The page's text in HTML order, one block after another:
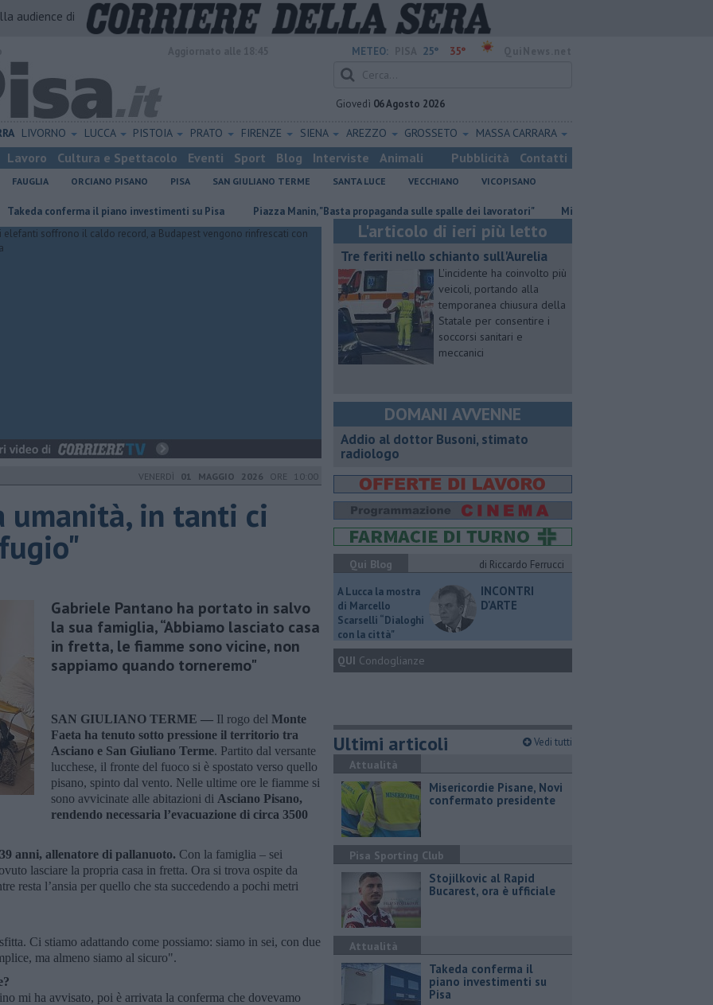
audience di
METEO: 25° 35°
Giovedì 06 Agosto 2026
LIVORNO LUCCA PISTOIA PRATO FIRENZE SIENA AREZZO GROSSETO MASSA CARRARA
Lavoro Cultura e Spettacolo Eventi Sport Blog Interviste Animali Pubblicità Contatti
FAUGLIA ORCIANO PISANO PISA SAN GIULIANO TERME SANTA LUCE VECCHIANO VICOPISANO
il piano investimenti su Pisa Piazza Manin, "Basta propaganda sulle spalle dei lavoratori" Misericordie Pisane, Novi confermato
VENERDÌ 01 MAGGIO 2026 ORE 10:00
umanità, in tanti ci
Gabriele Pantano ha portato in salvo
la sua famiglia, “Abbiamo lasciato casa
in fretta, le fiamme sono vicine, non
sappiamo quando torneremo"
SAN GIULIANO TERME — Il rogo del Monte
Faeta ha tenuto sotto pressione il territorio tra
Asciano e San Giuliano Terme. Partito dal versante
lucchese, il fronte del fuoco si è spostato verso quello
pisano, spinto dal vento. Nelle ultime ore le fiamme si
sono avvicinate alle abitazioni di Asciano Pisano,
rendendo necessaria l’evacuazione di circa 3500
anni, allenatore di pallanuoto. Con la famiglia – sei
lasciare la propria casa in fretta. Ora si trova ospite da
resta l’ansia per quello che sta succedendo a pochi metri
Ci stiamo adattando come possiamo: siamo in sei, con due
ma almeno siamo al sicuro".
mi ha avvisato, poi è arrivata la conferma che dovevamo
L'articolo di ieri più letto
Tre feriti nello schianto sull'Aurelia
L'incidente ha coinvolto più
veicoli, portando alla
temporanea chiusura della
Statale per consentire i
soccorsi sanitari e
meccanici
DOMANI AVVENNE
Addio al dottor Busoni, stimato
radiologo
Qui Blog
di Riccardo Ferrucci
A Lucca la mostra
di Marcello
Scarselli “Dialoghi
con la città"
INCONTRI
D'ARTE
QUI Condoglianze
Ultimi articoli Vedi tutti
Attualità
Misericordie Pisane, Novi
confermato presidente
Pisa Sporting Club
Stojilkovic al Rapid
Bucarest, ora è ufficiale
Attualità
Takeda conferma il
piano investimenti su
Pisa